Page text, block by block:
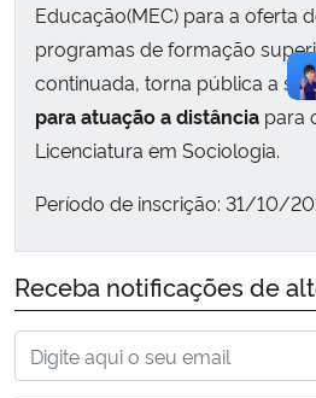
Educação(MEC) para a oferta
programas de formação
continuada, torna pública a
para atuação a distância para
Licenciatura em Sociologia.
Período de inscrição: 31/10/
Receba notificações de